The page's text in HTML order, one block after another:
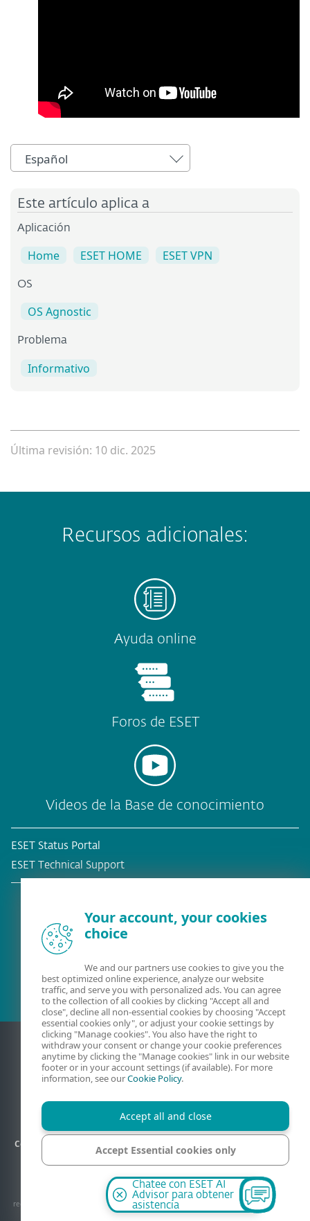
Español
Este artículo aplica a
Aplicación
Home ESET HOME ESET VPN
OS
OS Agnostic
Problema
Informativo
Última revisión: 10 dic. 2025
Recursos adicionales:
Ayuda online
Foros de ESET
Videos de la Base de conocimiento
ESET Status Portal
ESET Technical Support
Código de ética Política de la Calidad
Información legal
© 1992–2026 ESET, spol. s r.o. - Todos los derechos reservados. Las marcas
comerciales aquí mencionadas son marcas comerciales o marcas comerciales
registradas de ESET, spol. s r.o. o ESET Estados Unidos. Los demás nombres o marcas
comerciales son marcas comerciales registradas de sus respectivas empresas.
Chatee con ESET AI
Advisor para obtener
asistencia
Your account, your cookies
choice
We and our partners use cookies to give you the
best optimized online experience, analyze our website
traffic, and serve you with personalized ads. You can agree
to the collection of all cookies by clicking "Accept all and
close", decline all non-essential cookies by choosing "Accept
essential cookies only", or adjust your cookie settings by
clicking "Manage cookies". You also have the right to
withdraw your consent or change your cookie preferences
anytime by clicking the "Manage cookies" link in our website
footer or in your account settings (if available). For more
information, see ourCookie Policy.
Accept all and close
Accept Essential cookies only
Manage cookies